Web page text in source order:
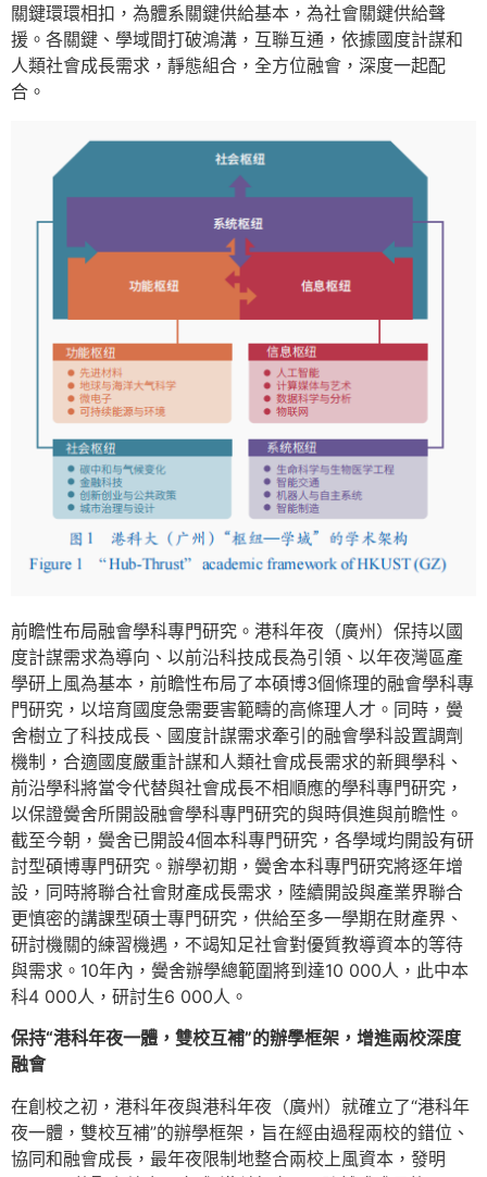
關鍵環環相扣，為體系關鍵供給基本，為社會關鍵供給聲
援。各關鍵、學域間打破鴻溝，互聯互通，依據國度計謀和
人類社會成長需求，靜態組合，全方位融會，深度一起配
合。
前瞻性布局融會學科專門研究。港科年夜（廣州）保持以國
度計謀需求為導向、以前沿科技成長為引領、以年夜灣區產
學研上風為基本，前瞻性布局了本碩博3個條理的融會學科專
門研究，以培育國度急需要害範疇的高條理人才。同時，黌
舍樹立了科技成長、國度計謀需求牽引的融會學科設置調劑
機制，合適國度嚴重計謀和人類社會成長需求的新興學科、
前沿學科將當令代替與社會成長不相順應的學科專門研究，
以保證黌舍所開設融會學科專門研究的與時俱進與前瞻性。
截至今朝，黌舍已開設4個本科專門研究，各學域均開設有研
討型碩博專門研究。辦學初期，黌舍本科專門研究將逐年增
設，同時將聯合社會財產成長需求，陸續開設與產業界聯合
更慎密的講課型碩士專門研究，供給至多一學期在財產界、
研討機關的練習機遇，不竭知足社會對優質教導資本的等待
與需求。10年內，黌舍辦學總範圍將到達10 000人，此中本
科4 000人，研討生6 000人。
保持“港科年夜一體，雙校互補”的辦學框架，增進兩校深度
融會
在創校之初，港科年夜與港科年夜（廣州）就確立了“港科年
夜一體，雙校互補”的辦學框架，旨在經由過程兩校的錯位、
協同和融會成長，最年夜限制地整合兩校上風資本，發明